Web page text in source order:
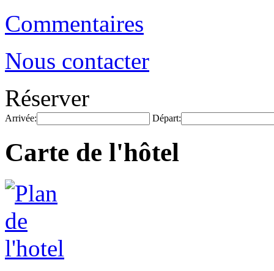
Commentaires
Nous contacter
Réserver
Arrivée: Départ:
Carte de l'hôtel